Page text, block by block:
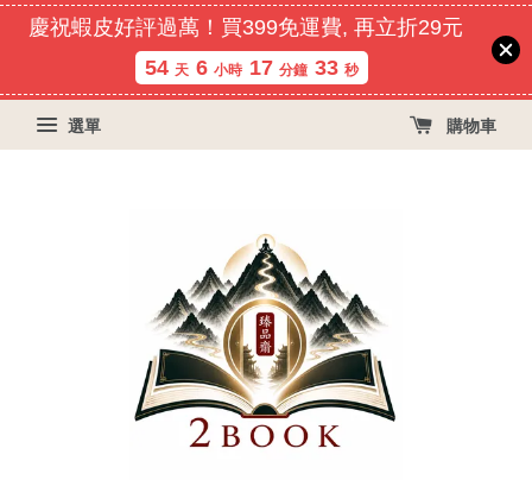
慶祝蝦皮好評過萬！買399免運費, 再立折29元
54 天 6 小時 17 分鐘 33 秒
選單 購物車